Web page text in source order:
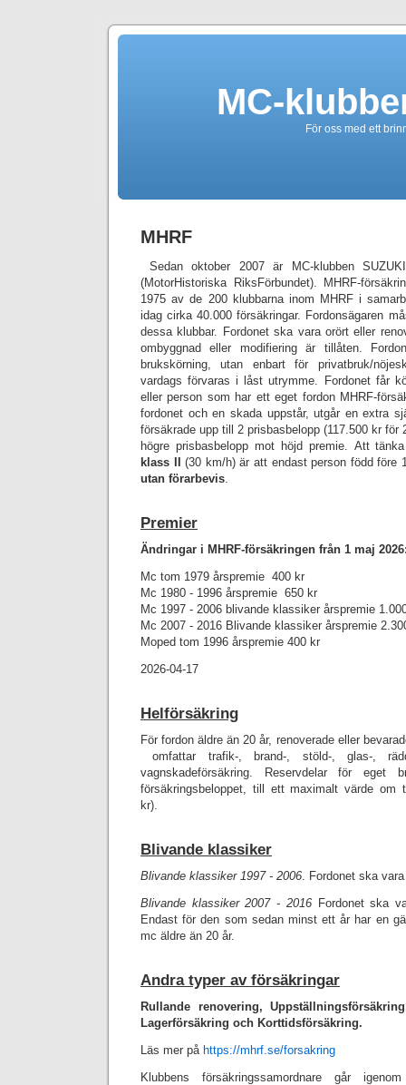
MC-
För oss med ett
MHRF
Sedan oktober 2007 är MC-klubben
(MotorHistoriska RiksFörbundet). MHRF-
1975 av de 200 klubbarna inom MHRF i
idag cirka 40.000 försäkringar. Fordonsägaren
dessa klubbar. Fordonet ska vara orört eller
ombyggnad eller modifiering är tillåten.
brukskörning, utan enbart för privatbruk/
vardags förvaras i låst utrymme. Fordonet får
eller person som har ett eget fordon MHRF-
fordonet och en skada uppstår, utgår en extra
försäkrade upp till 2 prisbasbelopp (117.500 kr för
högre prisbasbelopp mot höjd premie. Att
klass II
(30 km/h) är att endast person född före
utan förarbevis.
Premier
Ändringar i MHRF-försäkringen från 1 maj
Mc tom 1979 årspremie 400 kr
Mc 1980 - 1996 årspremie 650 kr
Mc 1997 - 2006 blivande klassiker årspremie
Mc 2007 - 2016 Blivande klassiker årspremie
Moped tom 1996 årspremie 400 kr
2026-04-17
Helförsäkring
För fordon äldre än 20 år, renoverade eller
omfattar trafik-, brand-, stöld-, glas-,
vagnskadeförsäkring. Reservdelar för
försäkringsbeloppet, till ett maximalt värde om
kr).
Blivande klassiker
Blivande klassiker 1997 - 2006. Fordonet ska
Blivande klassiker 2007 - 2016 Fordonet ska
Endast för den som sedan minst ett år har en
mc äldre än 20 år.
Andra typer av försäkringar
Rullande renovering,
Lagerförsäkring och Korttidsförsäkring.
Läs mer på https://mhrf.se/forsakring
Klubbens försäkringssamordnare går